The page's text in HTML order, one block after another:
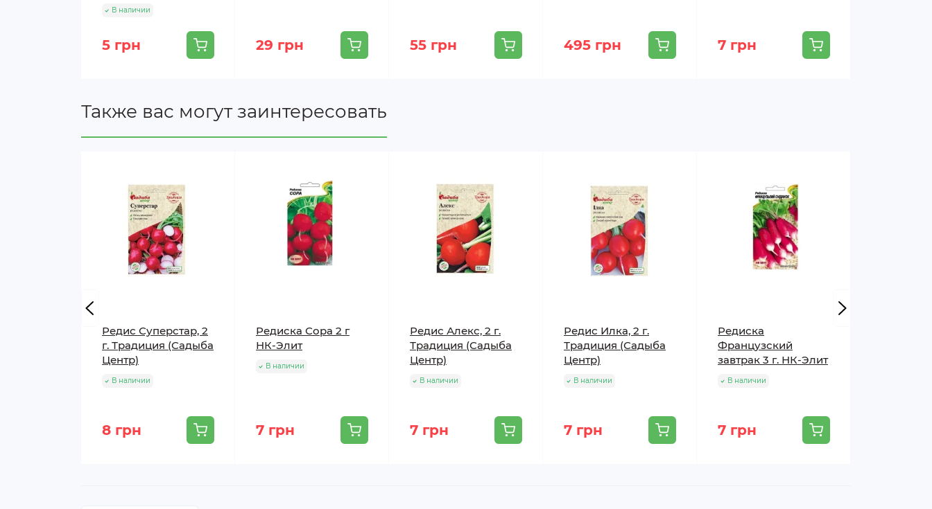
В наличии
5 грн 29 грн 55 грн 495 грн 7 грн
Также вас могут заинтересовать
Редис Суперстар, 2
г. Традиция (Садыба
Центр)
В наличии
8 грн
Редиска Сора 2 г
НК-Элит
В наличии
7 грн
Редис Алекс, 2 г.
Традиция (Садыба
Центр)
В наличии
7 грн
Редис Илка, 2 г.
Традиция (Садыба
Центр)
В наличии
7 грн
Редиска
Французский
завтрак 3 г. НК-Элит
В наличии
7 грн